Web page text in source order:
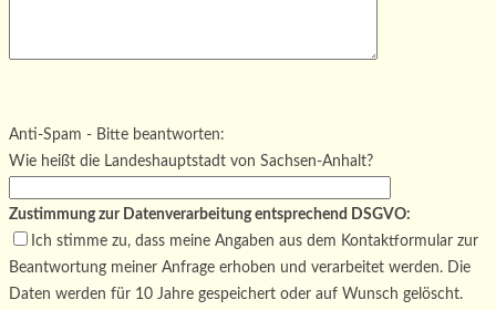
Bitte lasse dieses Feld leer.
Anti-Spam - Bitte beantworten:
Wie heißt die Landeshauptstadt von Sachsen-Anhalt?
Zustimmung zur Datenverarbeitung entsprechend DSGVO:
Ich stimme zu, dass meine Angaben aus dem Kontaktformular zur
Beantwortung meiner Anfrage erhoben und verarbeitet werden. Die
Daten werden für 10 Jahre gespeichert oder auf Wunsch gelöscht.